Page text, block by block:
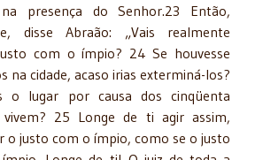
presença do Senhor.23 Então,
disse Abraão: „Vais realmente
com o ímpio? 24 Se houvesse
na cidade, acaso irias exterminá-los?
o lugar por causa dos cinqüenta
25 Longe de ti agir assim,
o justo com o ímpio, como se o justo